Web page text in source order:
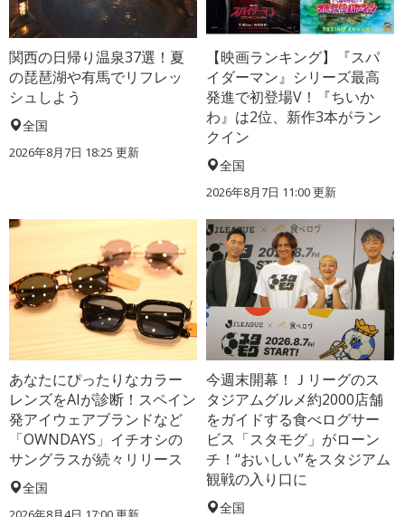
関西の日帰り温泉37選！夏
の琵琶湖や有馬でリフレッ
シュしよう
全国
2026年8月7日 18:25 更新
【映画ランキング】『スパ
イダーマン』シリーズ最高
発進で初登場V！『ちいか
わ』は2位、新作3本がラン
クイン
全国
2026年8月7日 11:00更新
あなたにぴったりなカラー
レンズをAIが診断！スペイン
発アイウェアブランドなど
「OWNDAYS」イチオシの
サングラスが続々リリース
全国
今週末開幕！Ｊリーグのス
タジアムグルメ約2000店舗
をガイドする食べログサー
ビス「スタモグ」がローン
チ！“おいしい”をスタジアム
観戦の入り口に
全国